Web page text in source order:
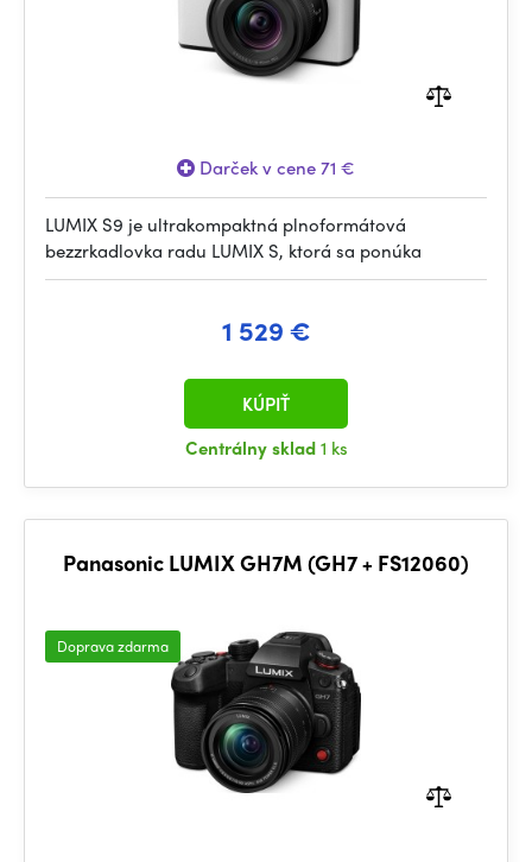
Darček v cene 71 €
LUMIX S9 je ultrakompaktná plnoformátová
bezzrkadlovka radu LUMIX S, ktorá sa ponúka
1 529 €
Centrálny sklad1 ks
KÚPIŤ
Panasonic LUMIX GH7M (GH7 + FS12060)
Doprava zdarma